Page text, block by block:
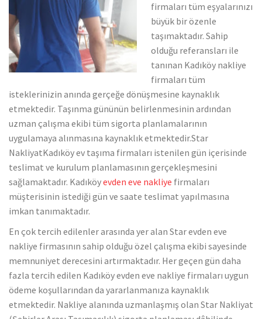
firmaları tüm eşyalarınızı
büyük bir özenle
taşımaktadır. Sahip
olduğu referansları ile
tanınan Kadıköy nakliye
firmaları tüm
isteklerinizin anında gerçeğe dönüşmesine kaynaklık
etmektedir. Taşınma gününün belirlenmesinin ardından
uzman çalışma ekibi tüm sigorta planlamalarının
uygulamaya alınmasına kaynaklık etmektedir.Star
NakliyatKadıköy ev taşıma firmaları istenilen gün içerisinde
teslimat ve kurulum planlamasının gerçekleşmesini
sağlamaktadır. Kadıköyevden eve nakliye firmaları
müşterisinin istediği gün ve saate teslimat yapılmasına
imkan tanımaktadır.
En çok tercih edilenler arasında yer alan Star evden eve
nakliye firmasının sahip olduğu özel çalışma ekibi sayesinde
memnuniyet derecesini artırmaktadır. Her geçen gün daha
fazla tercih edilen Kadıköy evden eve nakliye firmaları uygun
ödeme koşullarından da yararlanmanıza kaynaklık
etmektedir. Nakliye alanında uzmanlaşmış olan Star Nakliyat